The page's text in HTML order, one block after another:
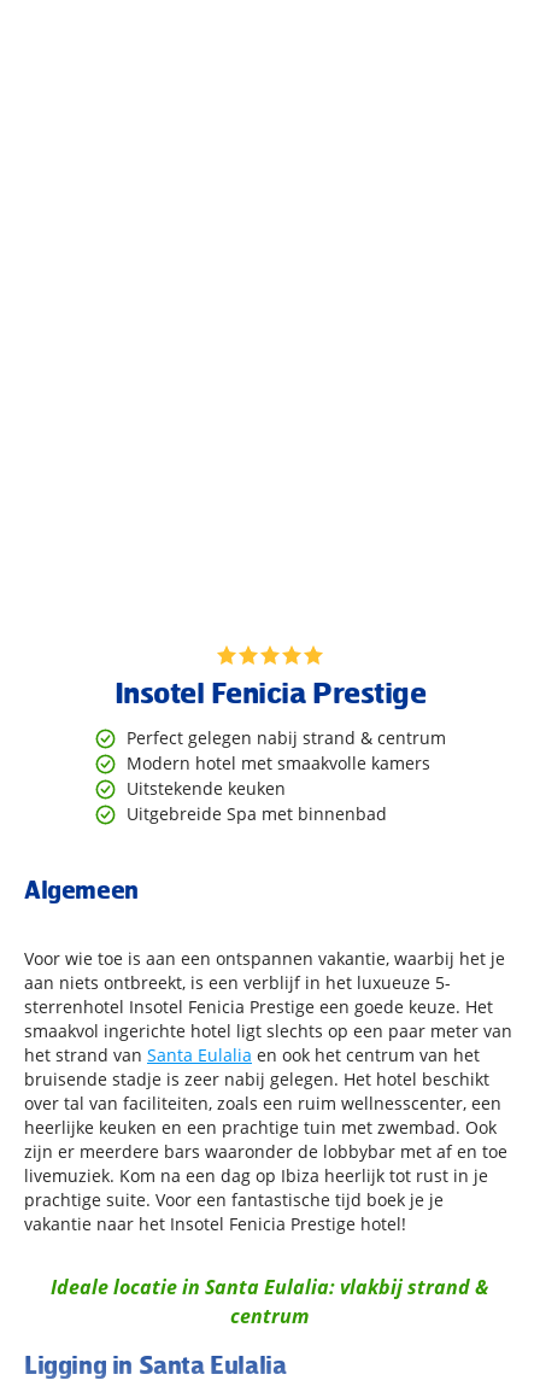
Insotel Fenicia Prestige
Perfect gelegen nabij strand & centrum
Modern hotel met smaakvolle kamers
Uitstekende keuken
Uitgebreide Spa met binnenbad
Algemeen
Voor wie toe is aan een ontspannen vakantie, waarbij het je
aan niets ontbreekt, is een verblijf in het luxueuze 5-
sterrenhotel Insotel Fenicia Prestige een goede keuze. Het
smaakvol ingerichte hotel ligt slechts op een paar meter van
het strand van Santa Eulalia en ook het centrum van het
bruisende stadje is zeer nabij gelegen. Het hotel beschikt
over tal van faciliteiten, zoals een ruim wellnesscenter, een
heerlijke keuken en een prachtige tuin met zwembad. Ook
zijn er meerdere bars waaronder de lobbybar met af en toe
livemuziek. Kom na een dag op Ibiza heerlijk tot rust in je
prachtige suite. Voor een fantastische tijd boek je je
vakantie naar het Insotel Fenicia Prestige hotel!
Ideale locatie in Santa Eulalia: vlakbij strand &
centrum
Ligging in Santa Eulalia